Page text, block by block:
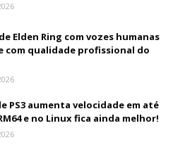
Elden Ring com vozes humanas
com qualidade profissional do
PS3 aumenta velocidade em até
e no Linux fica ainda melhor!